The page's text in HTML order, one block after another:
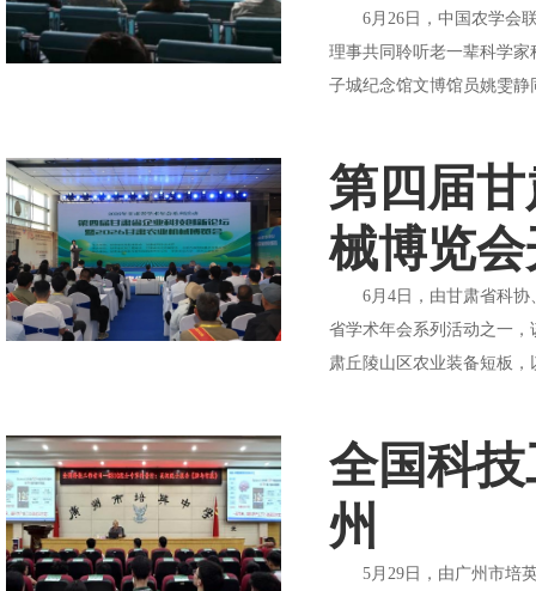
6月26日，中国农学会联
理事共同聆听老一辈科学
子城纪念馆文博馆员姚雯
第四届
械博览
6月4日，由甘肃省科协、
省学术年会系列活动之一
肃丘陵山区农业装备短板
全国科
州
5月29日，由广州市培英